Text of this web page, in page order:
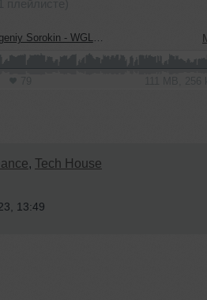
Sorokin - WGLR Mix 050 (London, UK)
, Tech House
13:49